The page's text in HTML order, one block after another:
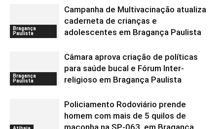
Bragança
Paulista
Campanha de Multivacinação atualiza
caderneta de crianças e
adolescentes em Bragança Paulista
Bragança
Paulista
Câmara aprova criação de políticas
para saúde bucal e Fórum Inter-
religioso em Bragança Paulista
Policiamento Rodoviário prende
homem com mais de 5 quilos de
maconha na SP-063, em Bragança